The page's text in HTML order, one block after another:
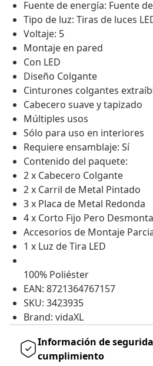
Fuente de energía: Fuente
Tipo de luz: Tiras de luces
Voltaje: 5
Montaje en pared
Con LED
Diseño Colgante
Cinturones colgantes
Cabecero suave y tapizado
Múltiples usos
Sólo para uso en interiores
Requiere ensamblaje: Sí
Contenido del paquete:
2 x Cabecero Colgante
2 x Carril de Metal Pintado
3 x Placa de Metal Redonda
4 x Corto Fijo Pero
Accesorios de Montaje
1 x Luz de Tira LED
100% Poliéster
EAN: 8721364767157
SKU: 3423935
Brand: vidaXL
Información de
cumplimiento